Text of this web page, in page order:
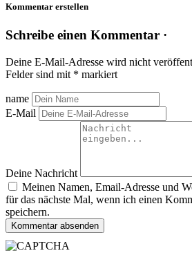
Kommentar erstellen
Schreibe einen Kommentar ·
Deine E-Mail-Adresse wird nicht
Felder sind mit * markiert
name
E-Mail
Deine Nachricht
Meinen Namen, Email-Adresse und
für das nächste Mal, wenn ich einen
speichern.
Kommentar absenden